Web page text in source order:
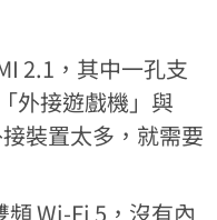
2.1，其中一孔支
外接遊戲機」與
裝置太多，就需要
Wi-Fi 5，沒有內